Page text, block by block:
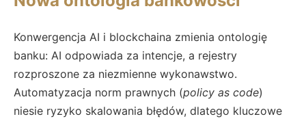
Konwergencja AI i blockchaina zmienia ontologię
banku: AI odpowiada za intencje, a rejestry
rozproszone za niezmienne wykonawstwo.
Automatyzacja norm prawnych (policy as code)
niesie ryzyko skalowania błędów, dlatego kluczowe